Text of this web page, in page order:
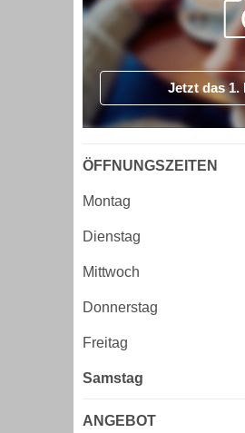
Jetzt das 1.
ÖFFNUNGSZEITEN
Montag
Dienstag
Mittwoch
Donnerstag
Freitag
Samstag
ANGEBOT